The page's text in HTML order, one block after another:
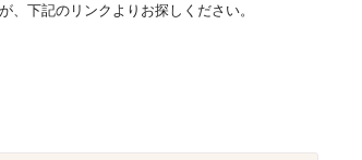
、下記のリンクよりお探しください。